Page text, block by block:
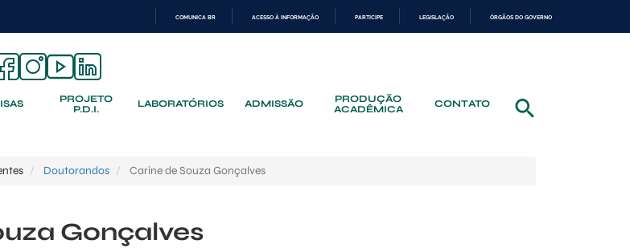
CONTEÚDO
COMUNICA BR ACESSO À INFORMAÇÃO PARTICIPE LEGISLAÇÃO ÓRGÃOS DO GOVERNO
PROJETO
P.D.I.
LABORATÓRIOS ADMISSÃO
PRODUÇÃO
ACADÊMICA
CONTATO
Doutorandos Carine de Souza Gonçalves
Gonçalves